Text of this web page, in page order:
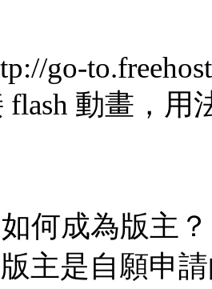
go-
flash 動畫，
何成為版主？
主是自願申